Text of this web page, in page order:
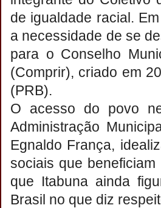
de igualdade racial.
a necessidade de se
para o Conselho
(Comprir), criado em
(PRB).
O acesso do povo
Administração
Egnaldo França,
sociais que
que Itabuna ainda
Brasil no que diz